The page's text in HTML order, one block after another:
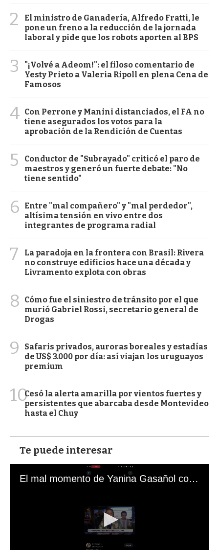
2
El ministro de Ganadería, Alfredo Fratti, le
pone un freno a la reducción de la jornada
laboral y pide que los robots aporten al BPS
3
"¡Volvé a Adeom!": el filoso comentario de
Yesty Prieto a Valeria Ripoll en plena Cena de
Famosos
4 Con Perrone y Manini distanciados, el FA no
tiene asegurados los votos para la
aprobación de la Rendición de Cuentas
5
Conductor de "Subrayado" criticó el paro de
maestros y generó un fuerte debate: "No
tiene sentido"
6
Entre "mal compañero" y "mal perdedor",
altísima tensión en vivo entre dos
integrantes de programa radial
7
La paradoja en la frontera con Brasil: Rivera
no construye edificios hace una década y
Livramento explota con obras
8
Cómo fue el siniestro de tránsito por el que
murió Gabriel Rossi, secretario general de
Drogas
9
Safaris privados, auroras boreales y estadías
de US$ 3.000 por día: así viajan los uruguayos
premium
10Cesó la alerta amarilla por vientos fuertes y
persistentes que abarcaba desde Montevideo
hasta el Chuy
Te puede interesar
El mal momento de Yanina Gasañol con un hincha argentino en "Subrayado"